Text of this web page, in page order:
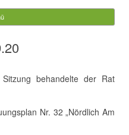
behandelte der Rat
Nr. 32 „Nördlich Am